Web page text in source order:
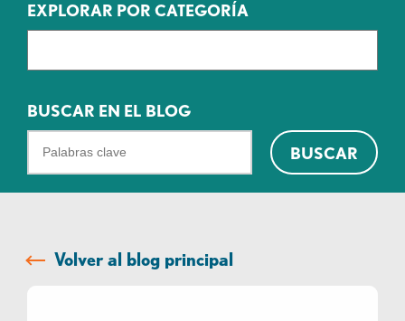
EXPLORAR POR CATEGORÍA
BUSCAR EN EL BLOG
ayudarte
BUSCAR
Volver al blog principal